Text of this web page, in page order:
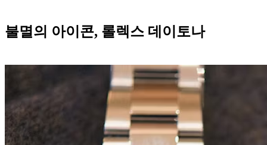
불멸의 아이콘, 롤렉스 데이토나